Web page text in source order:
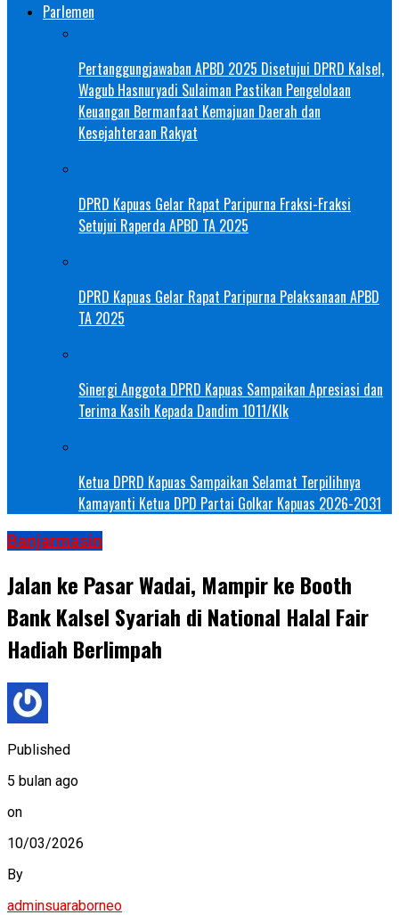
Parlemen
Pertanggungjawaban APBD 2025 Disetujui DPRD Kalsel,
Wagub Hasnuryadi Sulaiman Pastikan Pengelolaan
Keuangan Bermanfaat Kemajuan Daerah dan
Kesejahteraan Rakyat
DPRD Kapuas Gelar Rapat Paripurna Fraksi-Fraksi
Setujui Raperda APBD TA 2025
DPRD Kapuas Gelar Rapat Paripurna Pelaksanaan APBD
TA 2025
Sinergi Anggota DPRD Kapuas Sampaikan Apresiasi dan
Terima Kasih Kepada Dandim 1011/Klk
Ketua DPRD Kapuas Sampaikan Selamat Terpilihnya
Kamayanti Ketua DPD Partai Golkar Kapuas 2026-2031
Banjarmasin
Jalan ke Pasar Wadai, Mampir ke Booth
Bank Kalsel Syariah di National Halal Fair
Hadiah Berlimpah
Published
5 bulan ago
on
10/03/2026
By
adminsuaraborneo